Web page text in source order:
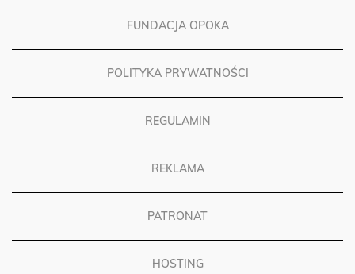
FUNDACJA OPOKA